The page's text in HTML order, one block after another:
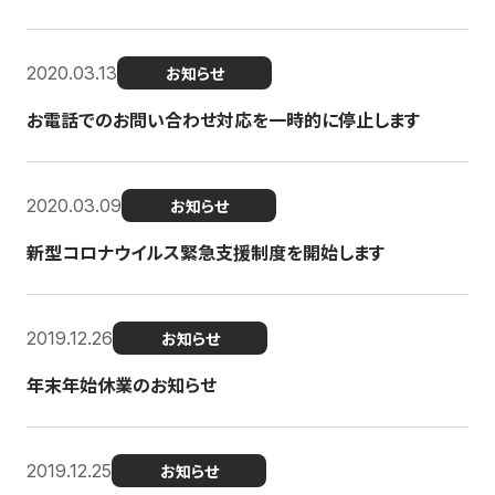
2020.03.13 お知らせ
お電話でのお問い合わせ対応を一時的に停止します
2020.03.09 お知らせ
新型コロナウイルス緊急支援制度を開始します
2019.12.26 お知らせ
年末年始休業のお知らせ
2019.12.25 お知らせ